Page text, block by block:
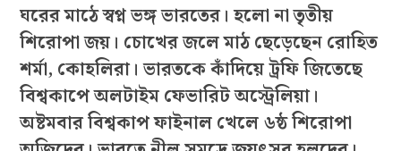
ঘরের মাঠে স্বপ্ন ভঙ্গ ভারতের। হলো না তৃতীয়
শিরোপা জয়। চোখের জলে মাঠ ছেড়েছেন রোহিত
শর্মা, কোহলিরা। ভারতকে কাঁদিয়ে ট্রফি জিতেছে
বিশ্বকাপে অলটাইম ফেভারিট অস্ট্রেলিয়া।
অষ্টমবার বিশ্বকাপ ফাইনাল খেলে ৬ষ্ঠ শিরোপা